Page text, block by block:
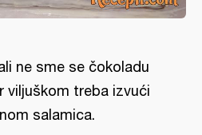
ne sme se čokoladu
viljuškom treba izvući
salamica.